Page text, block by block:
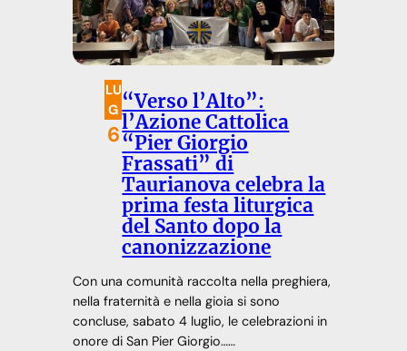
LU
G
6
“Verso l’Alto”:
l’Azione Cattolica
“Pier Giorgio
Frassati” di
Taurianova celebra la
prima festa liturgica
del Santo dopo la
canonizzazione
Con una comunità raccolta nella preghiera,
nella fraternità e nella gioia si sono
concluse, sabato 4 luglio, le celebrazioni in
onore di San Pier Giorgio……